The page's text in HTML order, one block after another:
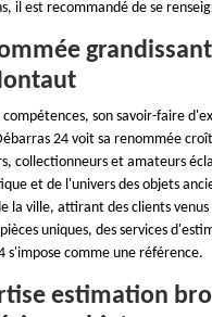
il est recommandé de se
compétences, son savoir-faire
24 voit sa renommée
collectionneurs et amateurs
et de l'univers des objets
la ville, attirant des clients
uniques, des services
s'impose comme une référence.
estimation